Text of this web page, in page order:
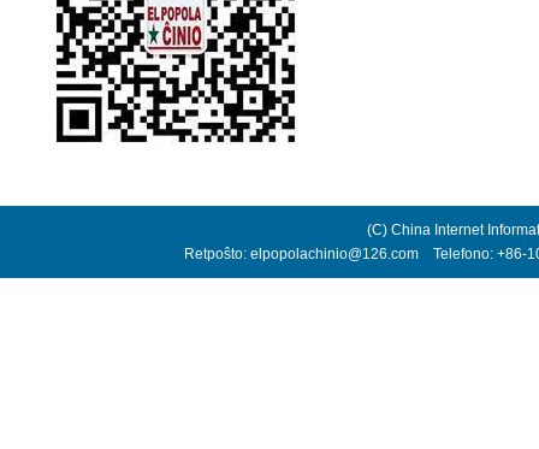
(C) China Internet
Retpoŝto: elpopolachinio@126.com Telefono: +86-